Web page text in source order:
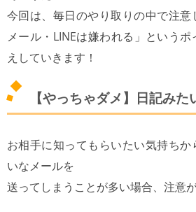
今回は、毎日のやり取りの中で注
メール・LINEは嫌われる」という
えしていきます！
【やっちゃダメ】日記み
お相手に知ってもらいたい気持ち
いなメールを
送ってしまうことが多い場合、注意